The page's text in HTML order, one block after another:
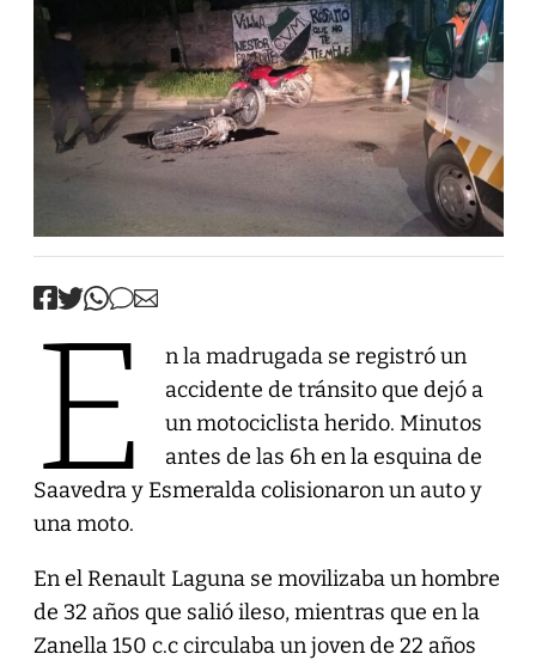
E
n la madrugada se registró un
accidente de tránsito que dejó a
un motociclista herido. Minutos
antes de las 6h en la esquina de
Saavedra y Esmeralda colisionaron un auto y
una moto.
En el Renault Laguna se movilizaba un hombre
de 32 años que salió ileso, mientras que en la
Zanella 150 c.c circulaba un joven de 22 años